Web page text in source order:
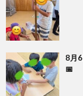
8月
📅